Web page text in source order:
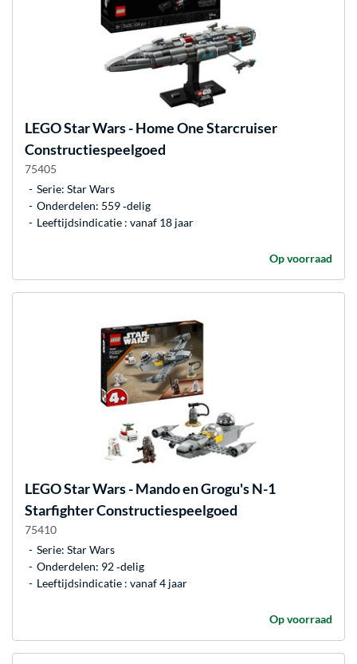
LEGOStar Wars - Home One Starcruiser
Constructiespeelgoed
75405
Serie: Star Wars
Onderdelen: 559 ‐delig
Leeftijdsindicatie : vanaf 18 jaar
Op voorraad
LEGOStar Wars - Mando en Grogu's N-1
Starfighter Constructiespeelgoed
75410
Serie: Star Wars
Onderdelen: 92 ‐delig
Leeftijdsindicatie : vanaf 4 jaar
Op voorraad